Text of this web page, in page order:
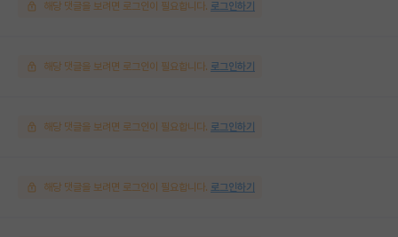
해당 댓글을 보려면 로그인이 필요합니다. 로그인하기
해당 댓글을 보려면 로그인이 필요합니다. 로그인하기
해당 댓글을 보려면 로그인이 필요합니다. 로그인하기
해당 댓글을 보려면 로그인이 필요합니다. 로그인하기